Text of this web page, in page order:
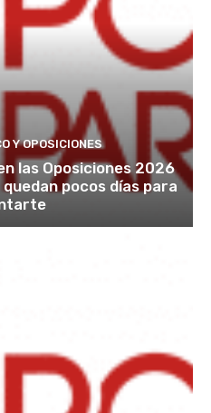
Y OPOSICIONES
las Oposiciones 2026
pocos días para